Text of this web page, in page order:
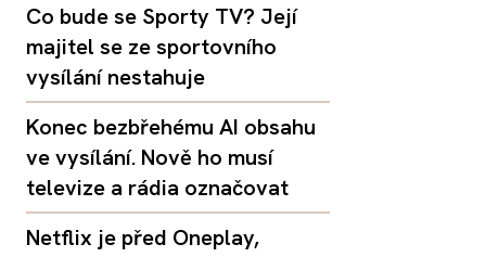
Co bude se Sporty TV? Její
majitel se ze sportovního
vysílání nestahuje
Konec bezbřehému AI obsahu
ve vysílání. Nově ho musí
televize a rádia označovat
Netflix je před Oneplay,